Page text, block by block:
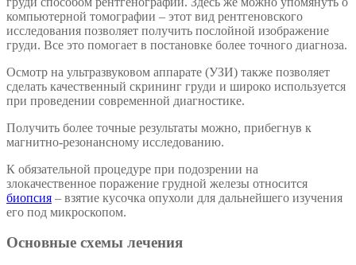
компьютерной томографии – этот вид рентгеновского
исследования позволяет получить послойной изображение
груди. Все это помогает в постановке более точного диагноза.
Осмотр на ультразвуковом аппарате (УЗИ) также позволяет
сделать качественный скрининг груди и широко используется
при проведении современной диагностике.
Получить более точные результаты можно, прибегнув к
магнитно-резонансному исследованию.
К обязательной процедуре при подозрении на
злокачественное поражение грудной железы относится
биопсия – взятие кусочка опухоли для дальнейшего изучения
его под микроскопом.
Основные схемы лечения